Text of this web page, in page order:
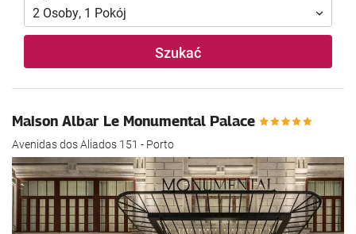
2 Osoby, 1 Pokój
Szukać
Maison Albar Le Monumental Palace
Avenidas dos Aliados 151 - Porto